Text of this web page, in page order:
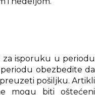
za isporuku u periodu
obezbedite da
pošiljku. Artikli
mogu biti oštećeni